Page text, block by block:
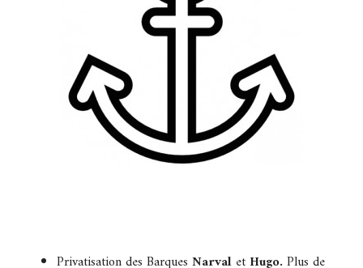
Privatisation des Barques Narval et Hugo. Plus de